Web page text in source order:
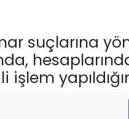
suçlarına
hesaplarında